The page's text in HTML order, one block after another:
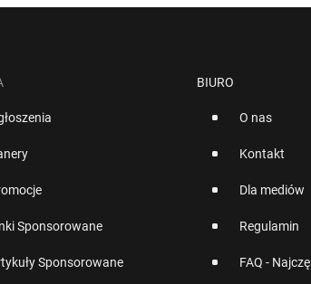
Sponsorowane
Sponsorowane
BIURO
O nas
Kontakt
Dla mediów
Regulamin